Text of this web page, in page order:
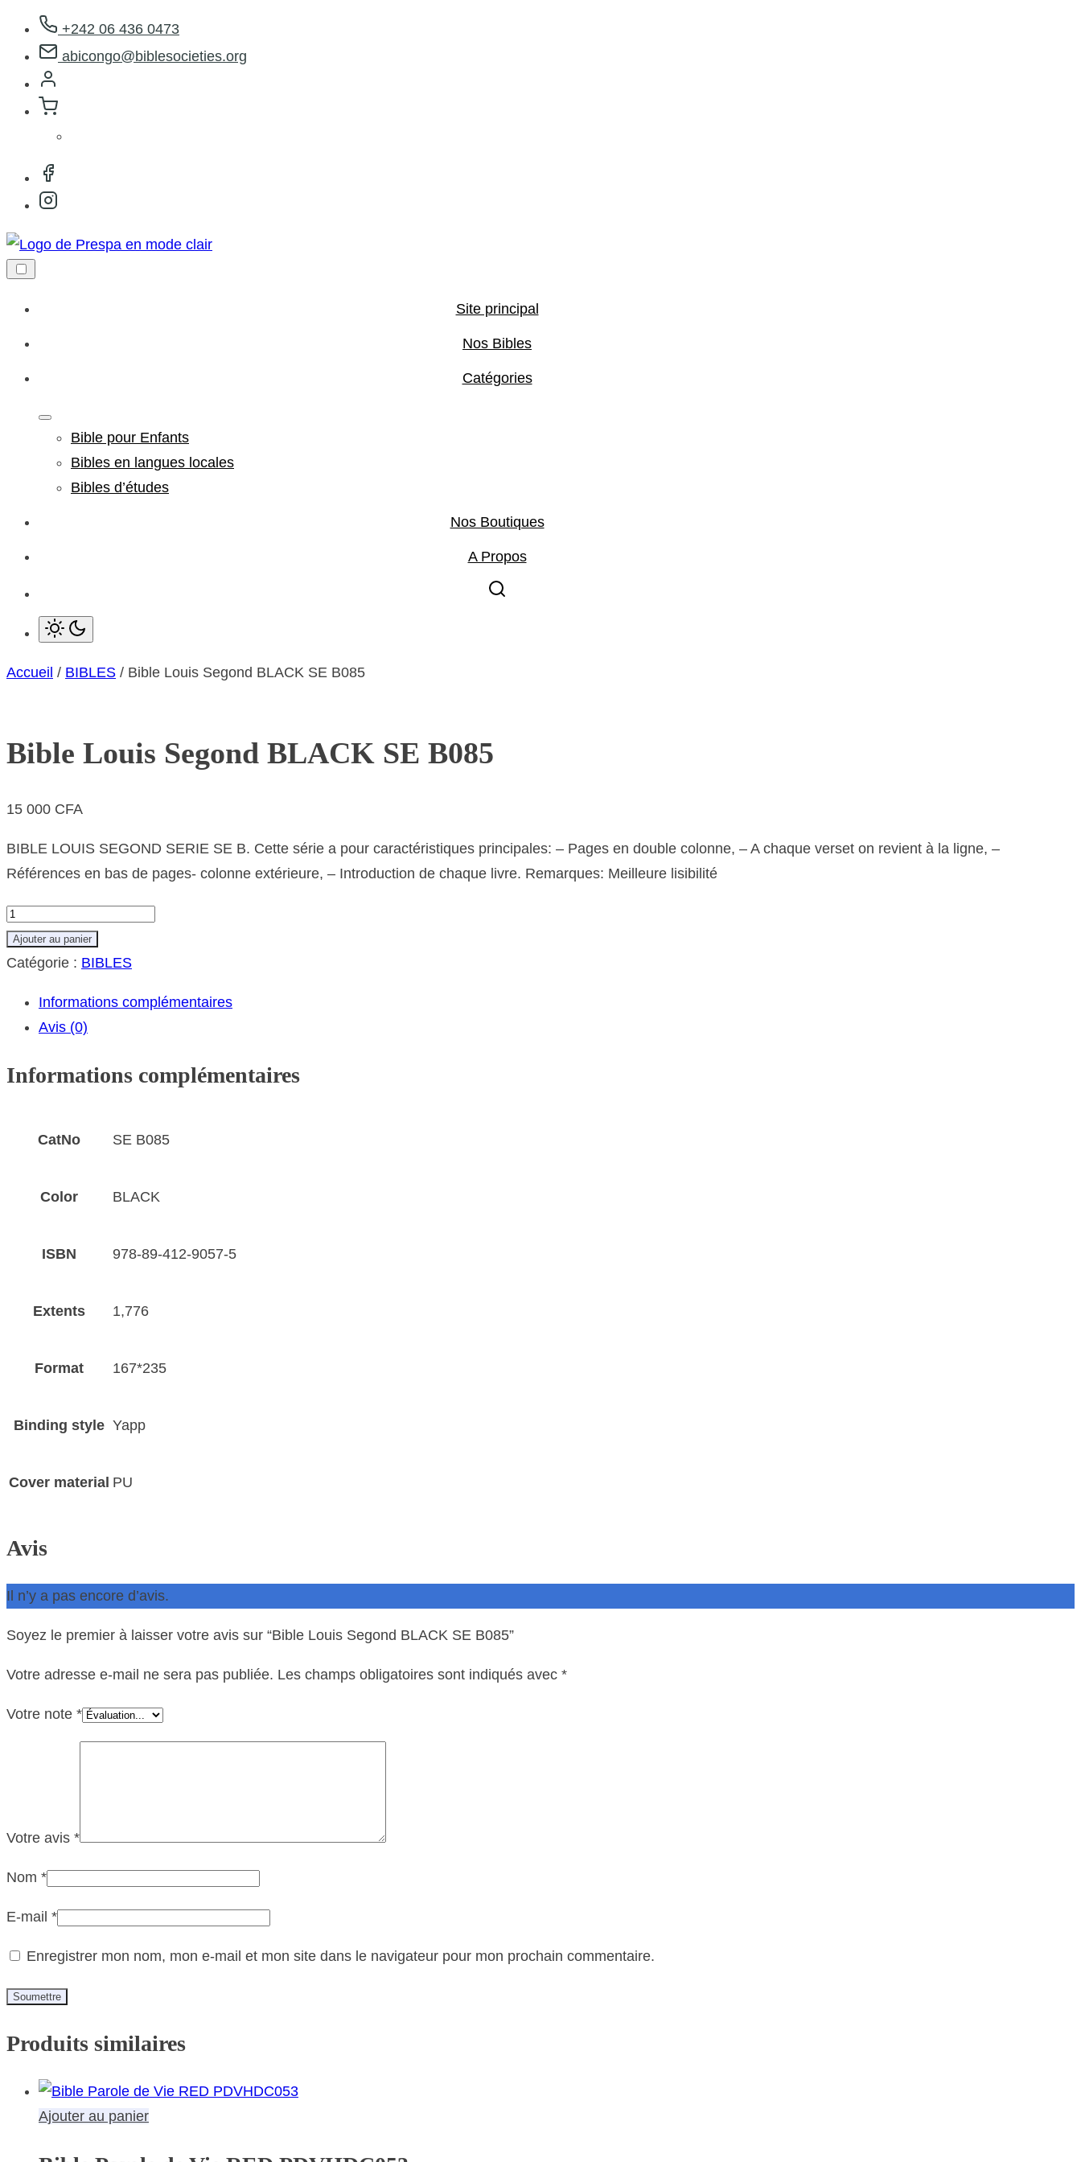
Aller
contenu
+242 06 436 0473
abicongo@biblesocieties.org
Site principal
Nos Bibles
Catégories
Afficher
menu
Bible pour Enfants
Bibles en langues locales
Bibles d’études
Nos Boutiques
A Propos
Accueil / BIBLES / Bible Louis Segond BLACK SE B085
Bible Louis Segond BLACK SE B085
15 000 CFA
BIBLE LOUIS SEGOND SERIE SE B. Cette série a pour caractéristiques principales: – Pages en double colonne, – A chaque verset on revient à la ligne, –
Références en bas de pages- colonne extérieure, – Introduction de chaque livre. Remarques: Meilleure lisibilité
quantité
de
Bible
Segond
BLACK
B085
Ajouter au panier
Catégorie : BIBLES
Informations complémentaires
Avis (0)
Informations complémentaires
CatNo SE B085
Color BLACK
ISBN 978-89-412-9057-5
Extents 1,776
Format 167*235
Binding style Yapp
Cover material PU
Avis
Il n’y a pas encore d’avis.
Soyez le premier à laisser votre avis sur “Bible Louis Segond BLACK SE B085”
Votre adresse e-mail ne sera pas publiée. Les champs obligatoires sont indiqués avec *
Votre note *
Votre avis *
Nom *
E-mail *
Enregistrer mon nom, mon e-mail et mon site dans le navigateur pour mon prochain commentaire.
Produits similaires
Ajouter au panier